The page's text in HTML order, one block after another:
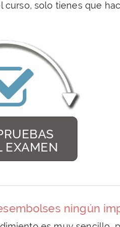
solo tienes que
EXAMEN
ningún